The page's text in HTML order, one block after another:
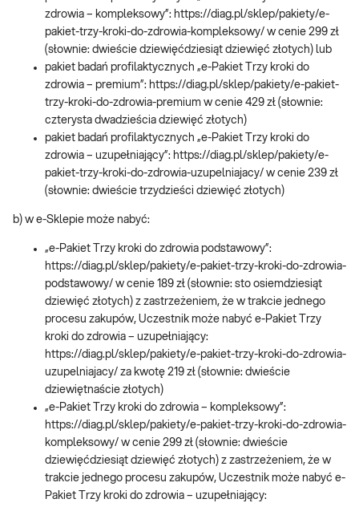
zdrowia – kompleksowy”: https://diag.pl/sklep/pakiety/e-
pakiet-trzy-kroki-do-zdrowia-kompleksowy/ w cenie 299 zł
(słownie: dwieście dziewięćdziesiąt dziewięć złotych) lub
pakiet badań profilaktycznych „e-Pakiet Trzy kroki do
zdrowia – premium”: https://diag.pl/sklep/pakiety/e-pakiet-
trzy-kroki-do-zdrowia-premium w cenie 429 zł (słownie:
czterysta dwadzieścia dziewięć złotych)
pakiet badań profilaktycznych „e-Pakiet Trzy kroki do
zdrowia – uzupełniający”: https://diag.pl/sklep/pakiety/e-
pakiet-trzy-kroki-do-zdrowia-uzupelniajacy/ w cenie 239 zł
(słownie: dwieście trzydzieści dziewięć złotych)
b) w e-Sklepie może nabyć:
„e-Pakiet Trzy kroki do zdrowia podstawowy”:
https://diag.pl/sklep/pakiety/e-pakiet-trzy-kroki-do-zdrowia-
podstawowy/ w cenie 189 zł (słownie: sto osiemdziesiąt
dziewięć złotych) z zastrzeżeniem, że w trakcie jednego
procesu zakupów, Uczestnik może nabyć e-Pakiet Trzy
kroki do zdrowia – uzupełniający:
https://diag.pl/sklep/pakiety/e-pakiet-trzy-kroki-do-zdrowia-
uzupelniajacy/ za kwotę 219 zł (słownie: dwieście
dziewiętnaście złotych)
„e-Pakiet Trzy kroki do zdrowia – kompleksowy”:
https://diag.pl/sklep/pakiety/e-pakiet-trzy-kroki-do-zdrowia-
kompleksowy/ w cenie 299 zł (słownie: dwieście
dziewięćdziesiąt dziewięć złotych) z zastrzeżeniem, że w
trakcie jednego procesu zakupów, Uczestnik może nabyć e-
Pakiet Trzy kroki do zdrowia – uzupełniający: